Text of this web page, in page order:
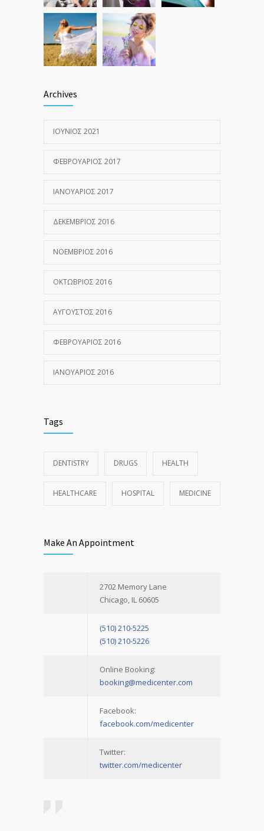
Archives
ΙΟΎΝΙΟΣ 2021
ΦΕΒΡΟΥΆΡΙΟΣ 2017
ΙΑΝΟΥΆΡΙΟΣ 2017
ΔΕΚΈΜΒΡΙΟΣ 2016
ΝΟΈΜΒΡΙΟΣ 2016
ΟΚΤΏΒΡΙΟΣ 2016
ΑΎΓΟΥΣΤΟΣ 2016
ΦΕΒΡΟΥΆΡΙΟΣ 2016
ΙΑΝΟΥΆΡΙΟΣ 2016
Tags
DENTISTRY DRUGS HEALTH
HEALTHCARE HOSPITAL MEDICINE
Make An Appointment
2702 Memory Lane
Chicago, IL 60605
(510) 210-5225
(510) 210-5226
Online Booking:
booking@medicenter.com
Facebook:
facebook.com/medicenter
Twitter:
twitter.com/medicenter